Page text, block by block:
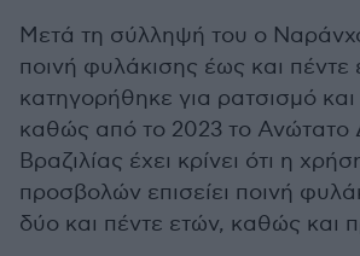
Μετά τη σύλληψή του ο Ναράνχο
ποινή φυλάκισης έως και
κατηγορήθηκε για ρατσισμό και
καθώς από το 2023 το Ανώτατο
Βραζιλίας έχει κρίνει ότι η
προσβολών επισείει ποινή
δύο και πέντε ετών, καθώς και